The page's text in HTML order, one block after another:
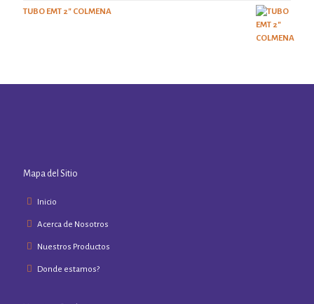
TUBO EMT 2" COLMENA
Mapa del Sitio
Inicio
Acerca de Nosotros
Nuestros Productos
Donde estamos?